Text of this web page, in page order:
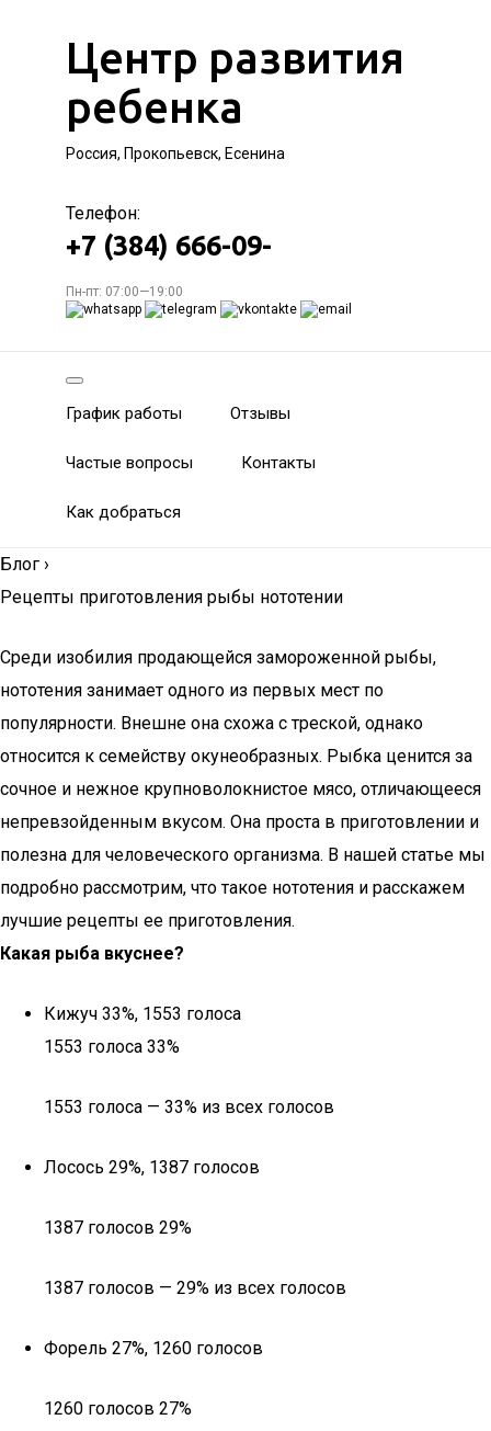
Центр развития
ребенка
Россия, Прокопьевск, Есенина
Телефон:
+7 (384) 666-09-
Пн-пт: 07:00—19:00
График работы Отзывы
Частые вопросы Контакты
Как добраться
Блог ›
Рецепты приготовления рыбы нототении
Среди изобилия продающейся замороженной рыбы,
нототения занимает одного из первых мест по
популярности. Внешне она схожа с треской, однако
относится к семейству окунеобразных. Рыбка ценится за
сочное и нежное крупноволокнистое мясо, отличающееся
непревзойденным вкусом. Она проста в приготовлении и
полезна для человеческого организма. В нашей статье мы
подробно рассмотрим, что такое нототения и расскажем
лучшие рецепты ее приготовления.
Какая рыба вкуснее?
Кижуч 33%, 1553 голоса
1553 голоса 33%
1553 голоса — 33% из всех голосов
Лосось 29%, 1387 голосов
1387 голосов 29%
1387 голосов — 29% из всех голосов
Форель 27%, 1260 голосов
1260 голосов 27%